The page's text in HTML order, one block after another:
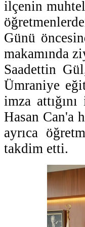
ilçenin
Günü
makamında
Saadettin
Ümraniye
imza
Hasan Can'a
ayrıca
takdim etti.